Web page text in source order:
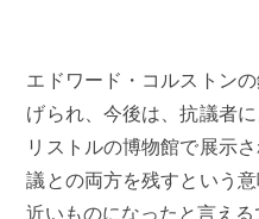
エドワード・コルストン
げられ、今後は、抗議者
リストルの博物館で展示
議との両方を残すという
近いものになったと言える